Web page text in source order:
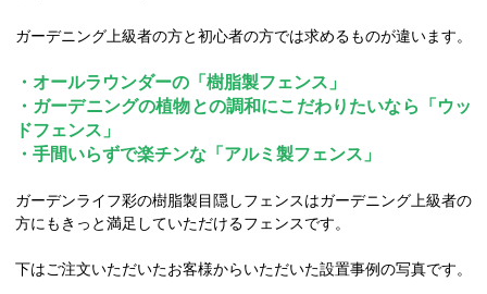
ガーデニング上級者の方と初心者の方では求めるものが違います。
・オールラウンダーの「樹脂製フェンス」
・ガーデニングの植物との調和にこだわりたいなら「ウッ
ドフェンス」
・手間いらずで楽チンな「アルミ製フェンス」
ガーデンライフ彩の樹脂製目隠しフェンスはガーデニング上級者の
方にもきっと満足していただけるフェンスです。
下はご注文いただいたお客様からいただいた設置事例の写真です。